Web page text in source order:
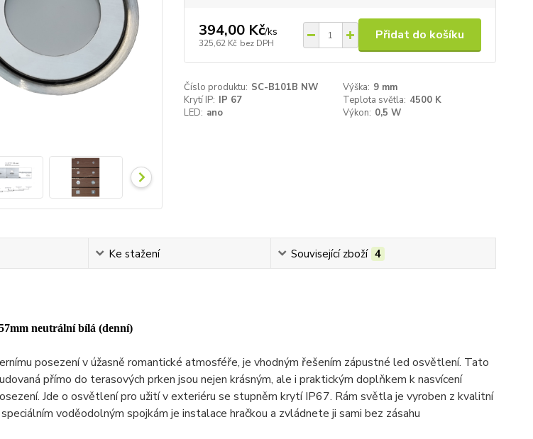
394,00 Kč/ks
325,62 Kč bez DPH
Přidat do košíku
Číslo produktu: SC-B101B NW Výška: 9 mm
Krytí IP: IP 67 Teplota světla: 4500 K
LED: ano Výkon: 0,5 W
Ke stažení Související zboží 4
neutrální bílá (denní)
posezení v úžasně romantické atmosféře, je vhodným řešením zápustné led osvětlení. Tato
přímo do terasových prken jsou nejen krásným, ale i praktickým doplňkem k nasvícení
Jde o osvětlení pro užití v exteriéru se stupněm krytí IP67. Rám světla je vyroben z kvalitní
voděodolným spojkám je instalace hračkou a zvládnete ji sami bez zásahu